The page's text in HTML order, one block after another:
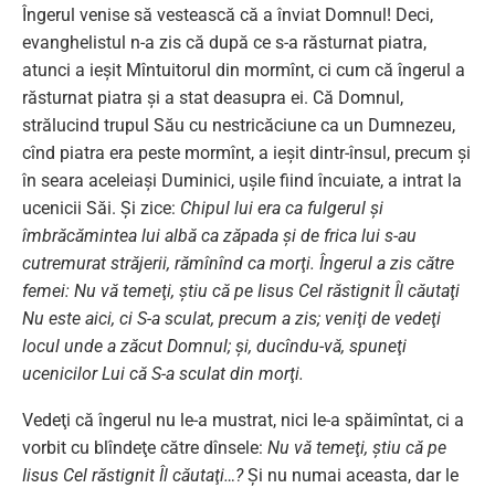
Îngerul venise să vestească că a înviat Domnul! Deci,
evanghelistul n-a zis că după ce s-a răsturnat piatra,
atunci a ieşit Mîntuitorul din mormînt, ci cum că îngerul a
răsturnat piatra şi a stat deasupra ei. Că Domnul,
strălucind trupul Său cu nestricăciune ca un Dumnezeu,
cînd piatra era peste mormînt, a ieşit dintr-însul, precum şi
în seara aceleiaşi Duminici, uşile fiind încuiate, a intrat la
ucenicii Săi. Şi zice: Chipul lui era ca fulgerul şi
îmbrăcămintea lui albă ca zăpada şi de frica lui s-au
cutremurat străjerii, rămînînd ca morţi. Îngerul a zis către
femei: Nu vă temeţi, ştiu că pe Iisus Cel răstignit Îl căutaţi
Nu este aici, ci S-a sculat, precum a zis; veniţi de vedeţi
locul unde a zăcut Domnul; şi, ducîndu-vă, spuneţi
ucenicilor Lui că S-a sculat din morţi.
Vedeţi că îngerul nu le-a mustrat, nici le-a spăimîntat, ci a
vorbit cu blîndeţe către dînsele: Nu vă temeţi, ştiu că pe
Iisus Cel răstignit Îl căutaţi…?Şi nu numai aceasta, dar le